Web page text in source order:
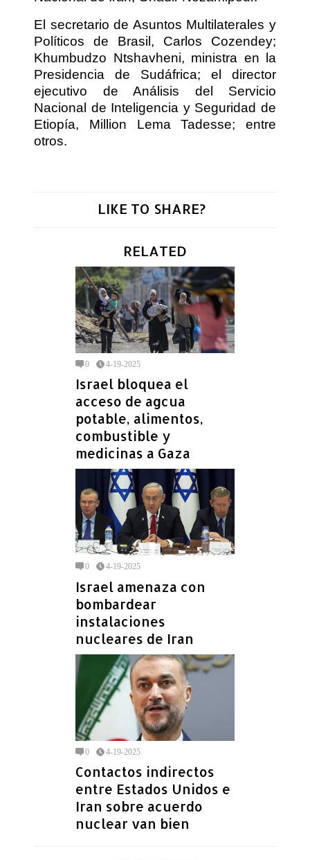
El secretario de Asuntos Multilaterales y
Políticos de Brasil, Carlos Cozendey;
Khumbudzo Ntshavheni, ministra en la
Presidencia de Sudáfrica; el director
ejecutivo de Análisis del Servicio
Nacional de Inteligencia y Seguridad de
Etiopía, Million Lema Tadesse; entre
otros.
LIKE TO SHARE?
RELATED
0 4-19-2025
Israel bloquea el
acceso de agcua
potable, alimentos,
combustible y
medicinas a Gaza
0 4-19-2025
Israel amenaza con
bombardear
instalaciones
nucleares de Iran
0 4-19-2025
Contactos indirectos
entre Estados Unidos e
Iran sobre acuerdo
nuclear van bien